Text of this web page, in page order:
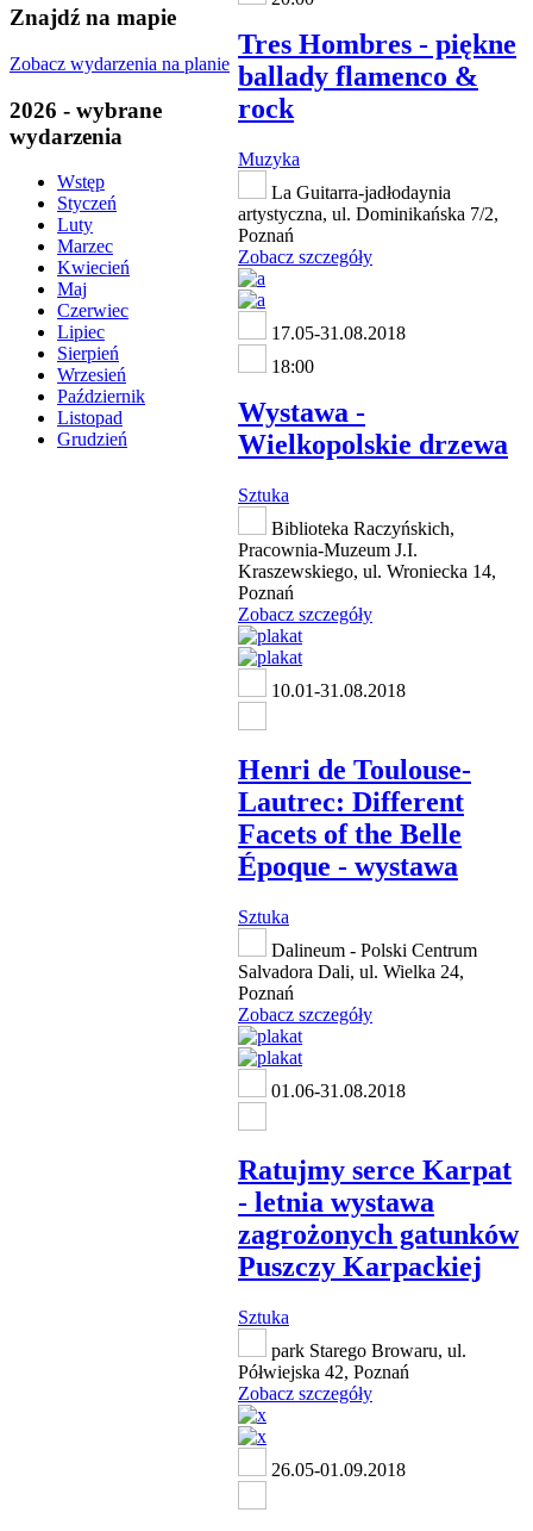
Znajdź na mapie
Zobacz wydarzenia na planie
2026 - wybrane
wydarzenia
Wstęp
Styczeń
Luty
Marzec
Kwiecień
Maj
Czerwiec
Lipiec
Sierpień
Wrzesień
Październik
Listopad
Grudzień
Tres Hombres - piękne
ballady flamenco &
rock
Muzyka
La Guitarra-jadłodaynia
artystyczna, ul. Dominikańska 7/2,
Poznań
Zobacz szczegóły
17.05-31.08.2018
18:00
Wystawa -
Wielkopolskie drzewa
Sztuka
Biblioteka Raczyńskich,
Pracownia-Muzeum J.I.
Kraszewskiego, ul. Wroniecka 14,
Poznań
Zobacz szczegóły
10.01-31.08.2018
Henri de Toulouse-
Lautrec: Different
Facets of the Belle
Époque - wystawa
Sztuka
Dalineum - Polski Centrum
Salvadora Dali, ul. Wielka 24,
Poznań
Zobacz szczegóły
01.06-31.08.2018
Ratujmy serce Karpat
- letnia wystawa
zagrożonych gatunków
Puszczy Karpackiej
Sztuka
park Starego Browaru, ul.
Półwiejska 42, Poznań
Zobacz szczegóły
26.05-01.09.2018